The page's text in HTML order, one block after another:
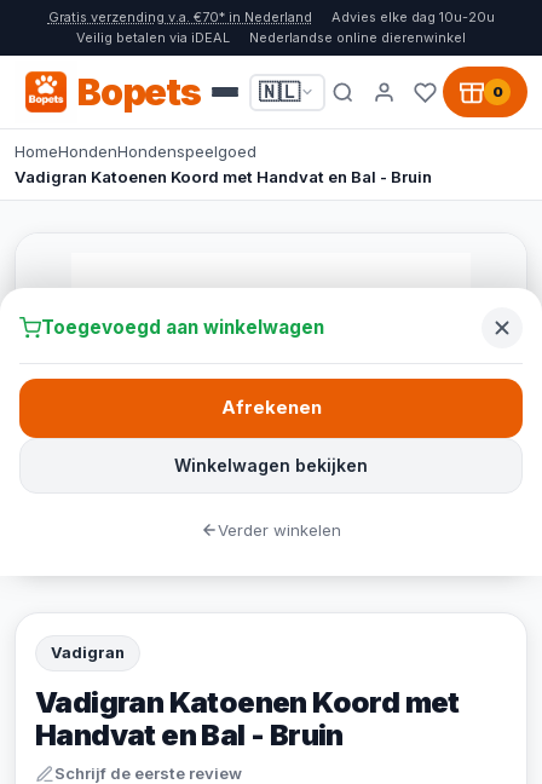
Gratis verzending v.a. €70* in Nederland
Advies elke dag 10u-20u
Veilig betalen via iDEAL
Nederlandse online dierenwinkel
Bopets 🇳🇱 0
HomeHondenHondenspeelgoed
Vadigran Katoenen Koord met Handvat en Bal - Bruin
Vadigran
Vadigran Katoenen Koord met
Handvat en Bal - Bruin
Schrijf de eerste review
Toegevoegd aan winkelwagen
Winkelwagen bekijken
Afrekenen
Verder winkelen